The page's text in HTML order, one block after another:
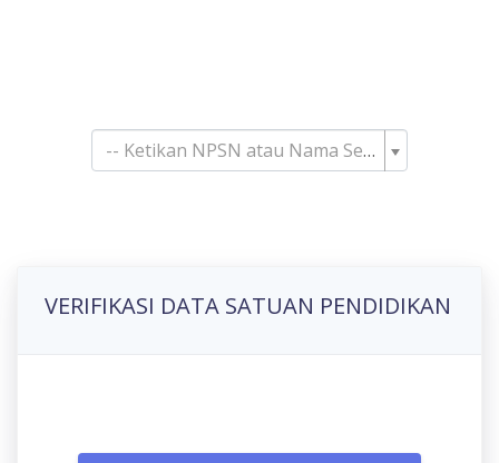
-- Ketikan NPSN atau Nama Sekolah--
VERIFIKASI DATA SATUAN PENDIDIKAN